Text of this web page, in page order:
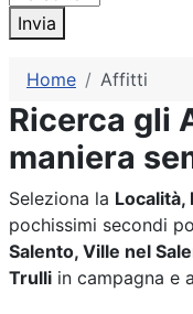
Invia
Home Affitti
Ricerca gli
maniera
Seleziona la Località,
pochissimi secondi
Salento, Ville nel
Trulli in campagna e